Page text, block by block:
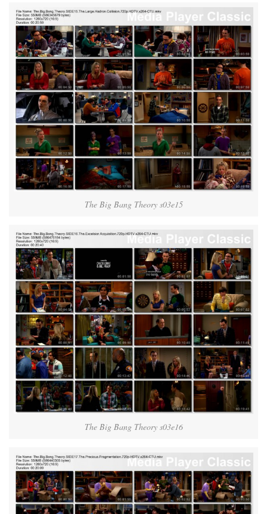
The Big Bang Theory s03e15
The Big Bang Theory s03e16